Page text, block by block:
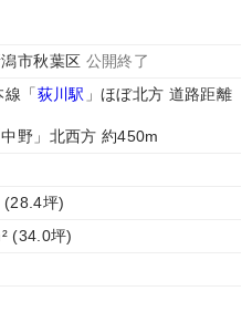
市秋葉区 公開終了
線「荻川駅 」ほぼ北方 道路距離
野」北西方 約450m
(28.4坪)
(34.0坪)